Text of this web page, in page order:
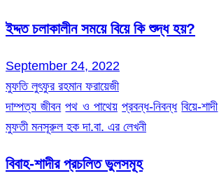
ইদ্দত চলাকালীন সময়ে বিয়ে কি শুদ্ধ হয়?
September 24, 2022
মুফতি লুৎফুর রহমান ফরায়েজী
দাম্পত্য জীবন পথ ও পাথেয় প্রবন্ধ-নিবন্ধ বিয়ে-শাদী
মুফতী মনসূরুল হক দা.বা. এর লেখনী
বিবাহ-শাদীর প্রচলিত ভুলসমূহ